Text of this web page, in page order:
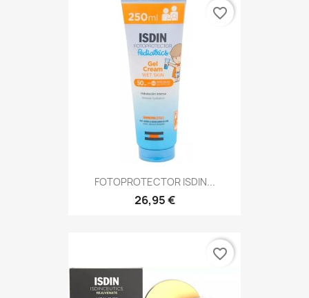
FOTOPROTECTOR ISDIN...
26,95 €
favorite_border
favorite_border